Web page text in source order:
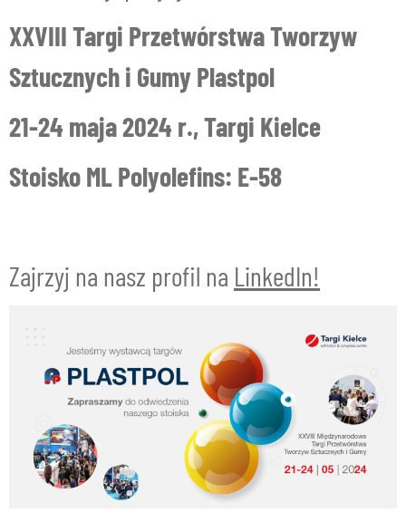
XXVIII Targi Przetwórstwa Tworzyw
Sztucznych i Gumy Plastpol
21-24 maja 2024 r., Targi Kielce
Stoisko ML Polyolefins: E-58
Zajrzyj na nasz profil na LinkedIn!